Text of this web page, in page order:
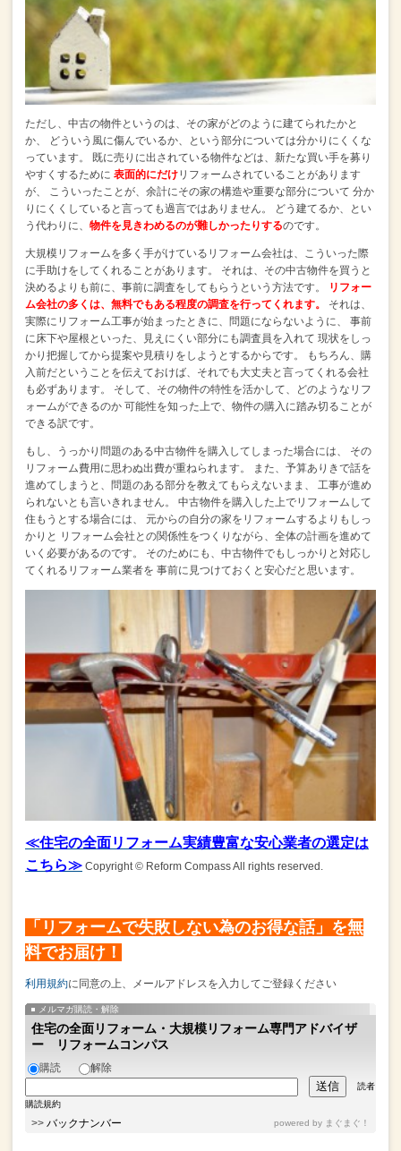
ただし、中古の物件というのは、その家がどのように建てられたかと
か、
どういう風に傷んでいるか、という部分については分かりにくくな
っています。
既に売りに出されている物件などは、新たな買い手を募り
やすくするために 表面的にだけリフォームされていることがあります
が、
こういったことが、余計にその家の構造や重要な部分について 分か
りにくくしていると言っても過言ではありません。
どう建てるか、とい
う代わりに、 物件を見きわめるのが難しかったりするのです。
大規模リフォームを多く手がけているリフォーム会社は、こういった際
に手助けをしてくれることがあります。
それは、その中古物件を買うと
決めるよりも前に、事前に調査をしてもらうという方法です。
リフォー
ム会社の多くは、無料でもある程度の調査を行ってくれます。
それは、
実際にリフォーム工事が始まったときに、問題にならないように、
事前
に床下や屋根といった、見えにくい部分にも調査員を入れて 現状をしっ
かり把握してから提案や見積りをしようとするからです。
もちろん、購
入前だということを伝えておけば、それでも大丈夫と言ってくれる会社
も必ずあります。
そして、その物件の特性を活かして、どのようなリフ
ォームができるのか 可能性を知った上で、物件の購入に踏み切ることが
できる訳です。
もし、うっかり問題のある中古物件を購入してしまった場合には、
その
リフォーム費用に思わぬ出費が重ねられます。
また、予算ありきで話を
進めてしまうと、問題のある部分を教えてもらえないまま、
工事が進め
られないとも言いきれません。
中古物件を購入した上でリフォームして
住もうとする場合には、
元からの自分の家をリフォームするよりもしっ
かりと リフォーム会社との関係性をつくりながら、全体の計画を進めて
いく必要があるのです。
そのためにも、中古物件でもしっかりと対応し
てくれるリフォーム業者を 事前に見つけておくと安心だと思います。
≪住宅の全面リフォーム実績豊富な安心業者の選定は
こちら≫ Copyright © Reform Compass All rights reserved.
「リフォームで失敗しない為のお得な話」を無
料でお届け！
利用規約に同意の上、メールアドレスを入力してご登録ください
メルマガ購読・解除
住宅の全面リフォーム・大規模リフォーム専門アドバイザ
ー リフォームコンパス
購読 解除
読者
購読規約
>> バックナンバー powered by まぐまぐ！